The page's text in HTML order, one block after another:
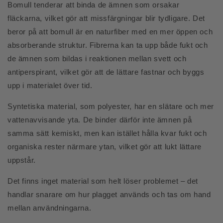
Bomull tenderar att binda de ämnen som orsakar
fläckarna, vilket gör att missfärgningar blir tydligare. Det
beror på att bomull är en naturfiber med en mer öppen och
absorberande struktur. Fibrerna kan ta upp både fukt och
de ämnen som bildas i reaktionen mellan svett och
antiperspirant, vilket gör att de lättare fastnar och byggs
upp i materialet över tid.
Syntetiska material, som polyester, har en slätare och mer
vattenavvisande yta. De binder därför inte ämnen på
samma sätt kemiskt, men kan istället hålla kvar fukt och
organiska rester närmare ytan, vilket gör att lukt lättare
uppstår.
Det finns inget material som helt löser problemet – det
handlar snarare om hur plagget används och tas om hand
mellan användningarna.